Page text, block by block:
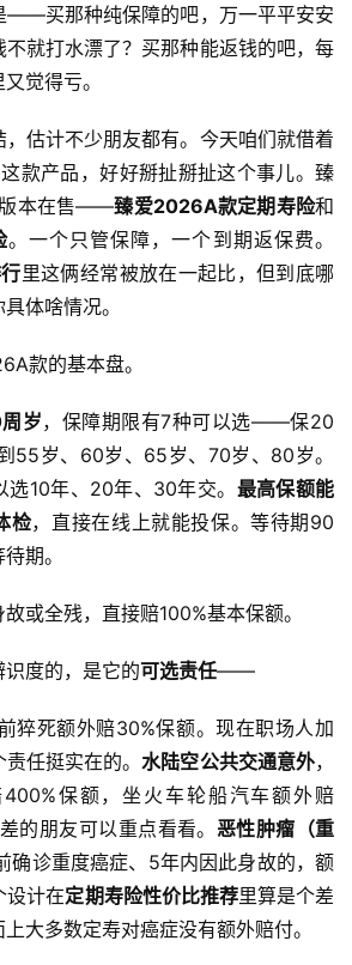
——买那种纯保障的吧，万一平平安安
就打水漂了？买那种能返钱的吧，每
觉得亏。
估计不少朋友都有。今天咱们就借着
这款产品，好好掰扯掰扯这个事儿。臻
版本在售——臻爱2026A款定期寿险和
。一个只管保障，一个到期返保费。
里这俩经常被放在一起比，但到底哪
体啥情况。
款的基本盘。
岁，保障期限有7种可以选——保20
55岁、60岁、65岁、70岁、80岁。
10年、20年、30年交。 最高保额能
检，直接在线上就能投保。等待期90
期。
或全残，直接赔100%基本保额。
度的，是它的可选责任——
猝死额外赔30%保额。现在职场人加
任挺实在的。水陆空公共交通意外，
保额，坐火车轮船汽车额外赔
的朋友可以重点看看。 恶性肿瘤（重
确诊重度癌症、5年内因此身故的，额
设计在定期寿险性价比推荐里算是个差
大多数定寿对癌症没有额外赔付。